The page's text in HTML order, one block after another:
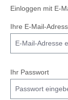
Einloggen mit E-
Ihre E-Mail-
Ihr Passwort